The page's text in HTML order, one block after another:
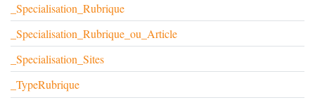
_Specialisation_Rubrique
_Specialisation_Rubrique_ou_Article
_Specialisation_Sites
_TypeRubrique